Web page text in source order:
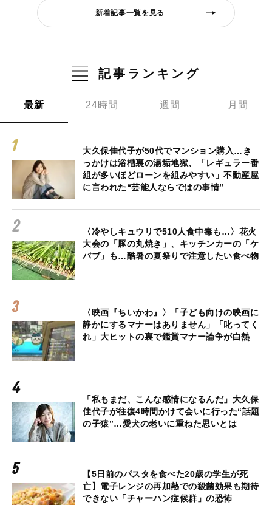
新着記事一覧を見る
記事ランキング
最新 24時間 週間 月間
大久保佳代子が50代でマンション購入…き
っかけは浴槽裏の湯垢地獄、「レギュラー番
組が多いほどローンを組みやすい」不動産屋
に言われた“芸能人ならではの事情”
〈冷やしキュウリで510人食中毒も…〉花火
大会の「豚の丸焼き」、キッチンカーの「ケ
バブ」も…酷暑の夏祭りで注意したい食べ物
〈映画『ちいかわ』〉「子ども向けの映画に
静かにするマナーはありません」「叱ってく
れ」大ヒットの裏で鑑賞マナー論争が白熱
「私もまだ、こんな感情になるんだ」大久保
佳代子が往復4時間かけて会いに行った“話題
の子猿”…愛犬の老いに重ねた思いとは
【5日前のパスタを食べた20歳の学生が死
亡】電子レンジの再加熱での殺菌効果も期待
できない「チャーハン症候群」の恐怖